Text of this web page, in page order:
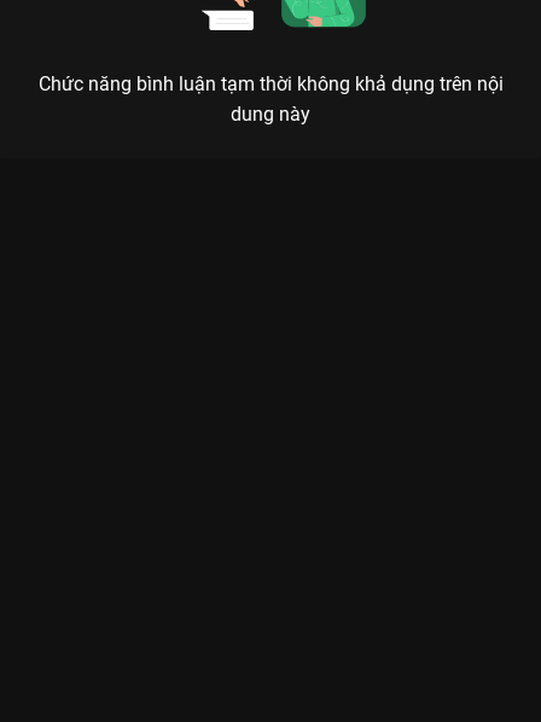
Chức năng bình luận tạm thời không khả dụng trên nội
dung này